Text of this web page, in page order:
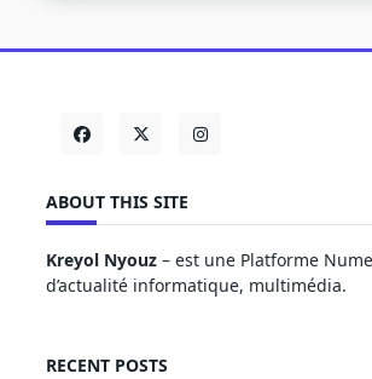
ABOUT THIS SITE
Kreyol Nyouz – est une Platforme
d’actualité informatique, multimédia.
RECENT POSTS